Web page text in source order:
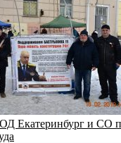
Екатеринбург и СО